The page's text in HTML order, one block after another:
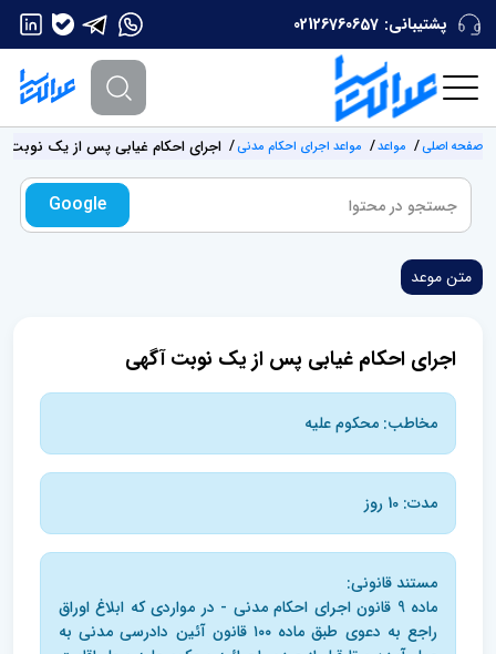
پشتیبانی: 02126760657
صفحه اصلی مواعد مواعد اجرای احکام مدنی اجرای احکام غیابی پس از یک نوبت
Google
متن موعد
اجرای احکام غیابی پس از یک نوبت آگهی
مخاطب: محکوم علیه
مدت: 10 روز
مستند قانونی:
ماده 9 قانون اجرای احکام مدنی - در مواردی که ابلاغ اوراق
راجع به دعوی طبق ماده ۱۰۰ قانون آئین دادرسی مدنی به